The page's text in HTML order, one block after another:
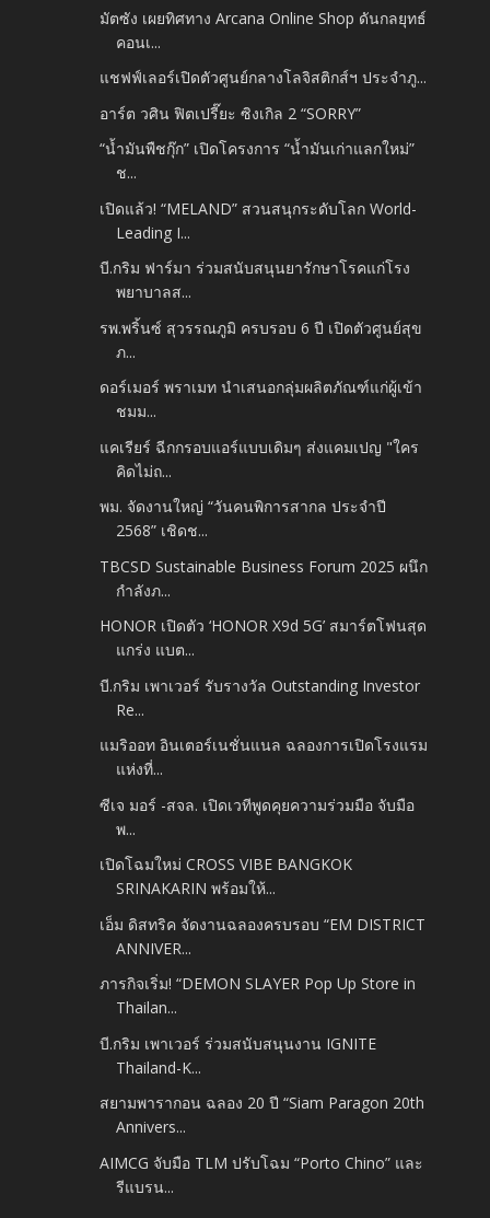
มัตซัง เผยทิศทาง Arcana Online Shop ดันกลยุทธ์
คอนเ...
แชฟฟ์เลอร์เปิดตัวศูนย์กลางโลจิสติกส์ฯ​ ประจำภู...
อาร์ต วศิน ฟิตเปรี๊ยะ ซิงเกิล 2 “SORRY”
“น้ำมันพืชกุ๊ก” เปิดโครงการ “น้ำมันเก่าแลกใหม่”
ช...
เปิดแล้ว! “MELAND” สวนสนุกระดับโลก World-
Leading I...
บี.กริม ฟาร์มา ร่วมสนับสนุนยารักษาโรคแก่โรง
พยาบาลส...
รพ.พริ้นซ์ สุวรรณภูมิ ครบรอบ 6 ปี เปิดตัวศูนย์สุข
ภ...
ดอร์เมอร์ พราเมท นำเสนอกลุ่มผลิตภัณฑ์แก่ผู้เข้า
ชมม...
แคเรียร์ ฉีกกรอบแอร์แบบเดิมๆ ส่งแคมเปญ "ใคร
คิดไม่ถ...
พม. จัดงานใหญ่ “วันคนพิการสากล ประจำปี
2568” เชิดช...
TBCSD Sustainable Business Forum 2025 ผนึก
กำลังภ...
HONOR เปิดตัว ‘HONOR X9d 5G’ สมาร์ตโฟนสุด
แกร่ง แบต...
บี.กริม เพาเวอร์ รับรางวัล Outstanding Investor
Re...
แมริออท อินเตอร์เนชั่นแนล ฉลองการเปิดโรงแรม
แห่งที่...
ซีเจ มอร์ -​สจล. เปิดเวทีพูดคุยความร่วมมือ จับมือ
พ...
เปิดโฉมใหม่ CROSS VIBE BANGKOK
SRINAKARIN พร้อมให้...
เอ็ม ดิสทริค จัดงานฉลองครบรอบ “EM DISTRICT
ANNIVER...
ภารกิจเริ่ม! “DEMON SLAYER Pop Up Store in
Thailan...
บี.กริม เพาเวอร์ ร่วมสนับสนุนงาน IGNITE
Thailand-K...
สยามพารากอน ฉลอง 20 ปี “Siam Paragon 20th
Annivers...
AIMCG จับมือ TLM ปรับโฉม “Porto Chino” และ
รีแบรน...